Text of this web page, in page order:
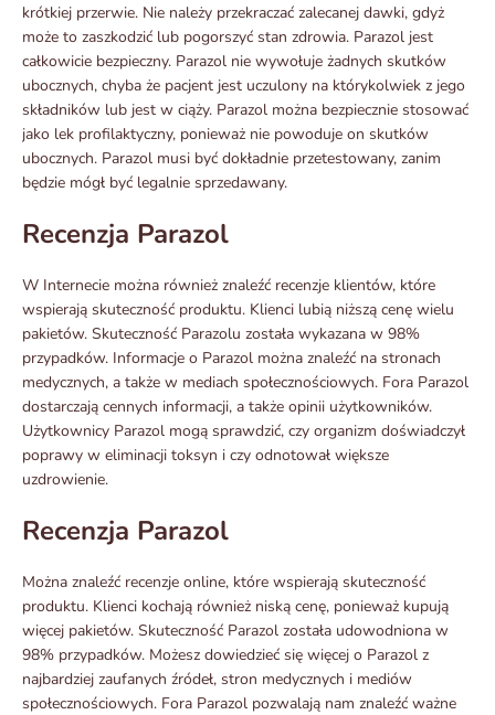
krótkiej przerwie. Nie należy przekraczać zalecanej dawki, gdyż
może to zaszkodzić lub pogorszyć stan zdrowia. Parazol jest
całkowicie bezpieczny. Parazol nie wywołuje żadnych skutków
ubocznych, chyba że pacjent jest uczulony na którykolwiek z jego
składników lub jest w ciąży. Parazol można bezpiecznie stosować
jako lek profilaktyczny, ponieważ nie powoduje on skutków
ubocznych. Parazol musi być dokładnie przetestowany, zanim
będzie mógł być legalnie sprzedawany.
Recenzja Parazol
W Internecie można również znaleźć recenzje klientów, które
wspierają skuteczność produktu. Klienci lubią niższą cenę wielu
pakietów. Skuteczność Parazolu została wykazana w 98%
przypadków. Informacje o Parazol można znaleźć na stronach
medycznych, a także w mediach społecznościowych. Fora Parazol
dostarczają cennych informacji, a także opinii użytkowników.
Użytkownicy Parazol mogą sprawdzić, czy organizm doświadczył
poprawy w eliminacji toksyn i czy odnotował większe
uzdrowienie.
Recenzja Parazol
Można znaleźć recenzje online, które wspierają skuteczność
produktu. Klienci kochają również niską cenę, ponieważ kupują
więcej pakietów. Skuteczność Parazol została udowodniona w
98% przypadków. Możesz dowiedzieć się więcej o Parazol z
najbardziej zaufanych źródeł, stron medycznych i mediów
społecznościowych. Fora Parazol pozwalają nam znaleźć ważne